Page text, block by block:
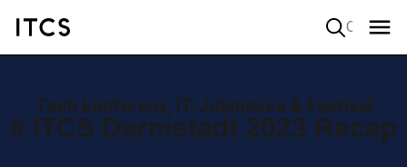
Tech konferenz, IT-Jobmesse & Festival
# ITCS Darmstadt 2023 Recap